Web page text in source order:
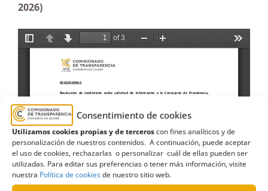
Consentimiento de cookies
Utilizamos cookies propias y de terceroscon fines analíticos y de
personalización de nuestros contenidos. A continuación, puede aceptar
el uso de cookies, rechazarlas o personalizar cuál de ellas pueden ser
utilizadas. Para editar sus preferencias o tener más información, visite
nuestra Política de cookiesde nuestro sitio web.
2026)